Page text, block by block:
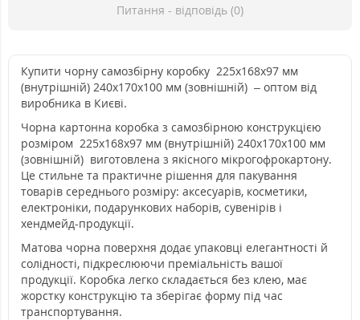
Питання - відповідь (0)
Купити чорну самозбірну коробку 225х168х97 мм
(внутрішній) 240х170х100 мм (зовнішній) – оптом від
виробника в Києві.
Чорна картонна коробка з самозбірною конструкцією
розміром 225х168х97 мм (внутрішній) 240х170х100 мм
(зовнішній) виготовлена з якісного мікрогофрокартону.
Це стильне та практичне рішення для пакування
товарів середнього розміру: аксесуарів, косметики,
електроніки, подарункових наборів, сувенірів і
хендмейд-продукції.
Матова чорна поверхня додає упаковці елегантності й
солідності, підкреслюючи преміальність вашої
продукції. Коробка легко складається без клею, має
жорстку конструкцію та зберігає форму під час
транспортування.